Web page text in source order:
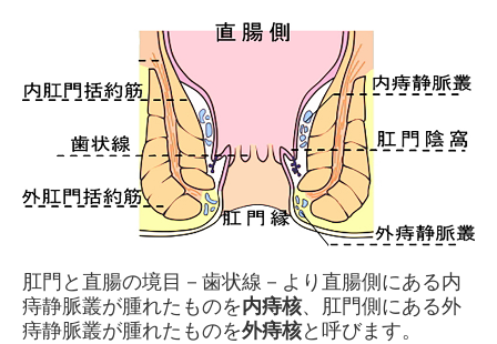
肛門と直腸の境目－歯状線－より直腸側にある内
痔静脈叢が腫れたものを内痔核、肛門側にある外
痔静脈叢が腫れたものを外痔核と呼びます。